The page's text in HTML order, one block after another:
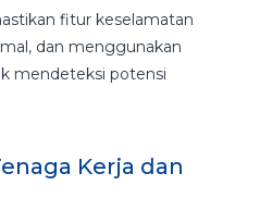
fitur keselamatan
dan menggunakan
mendeteksi potensi
Kerja dan